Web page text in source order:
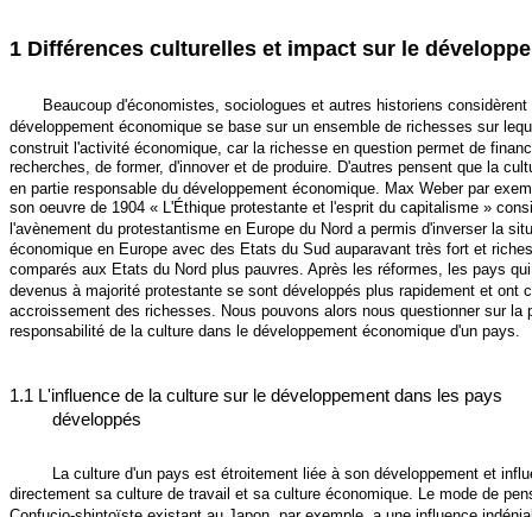
1 Différences culturelles et impact sur le
Beaucoup d'économistes, sociologues et autres historiens considèrent
développement économique se base sur un ensemble de richesses sur
construit l'activité économique, car la richesse en question permet de
recherches, de former, d'innover et de produire. D'autres pensent que la
en partie responsable du développement économique. Max Weber par
son oeuvre de 1904 « L'Éthique protestante et l'esprit du capitalisme »
l'avènement du protestantisme en Europe du Nord a permis d'inverser la
économique en Europe avec des Etats du Sud auparavant très fort et riches
comparés aux Etats du Nord plus pauvres. Après les réformes, les pays
devenus à majorité protestante se sont développés plus rapidement et ont
accroissement des richesses. Nous pouvons alors nous questionner sur la
responsabilité de la culture dans le développement économique d'un pays.
1.1 L'influence de la culture sur le développement dans les pays
développés
La culture d'un pays est étroitement liée à son développement et
directement sa culture de travail et sa culture économique. Le mode de